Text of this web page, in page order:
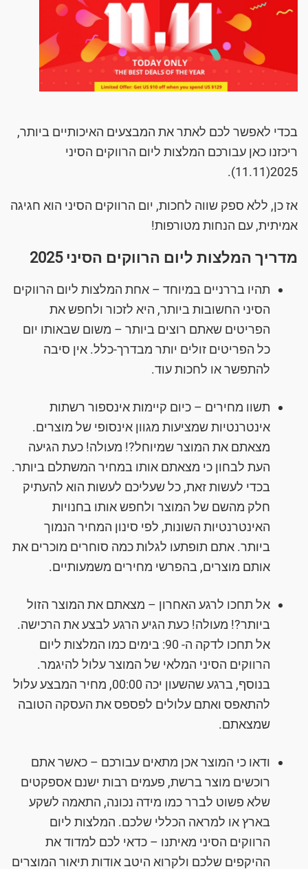
בכדי לאפשר לכם לאתר את המבצעים האיכותיים ביותר,
ריכזנו כאן עבורכם המלצות ליום הרווקים הסיני
2025(11.11).
אז כן, ללא ספק שווה לחכות, יום הרווקים הסיני הוא חגיגה
אמיתית, עם הנחות מטורפות!
מדריך המלצות ליום הרווקים הסיני 2025
תהיו בררניים במיוחד – אחת המלצות ליום הרווקים
הסיני החשובות ביותר, היא לזכור ולחפש את
הפריטים שאתם רוצים ביותר – משום שבאותו יום
כל הפריטים זולים יותר מבדרך-כלל. אין סיבה
להתפשר או לחכות עוד.
תשוו מחירים – כיום קיימות אינספור רשתות
אינטרנטיות שמציעות מגוון אינסופי של מוצרים.
מצאתם את המוצר שמיוחל?! מעולה! כעת הגיעה
העת לבחון כי מצאתם אותו במחיר המשתלם ביותר.
בכדי לעשות זאת, כל שעליכם לעשות הוא להעתיק
חלק מהשם של המוצר ולחפש אותו בחנויות
האינטרנטיות השונות, לפי סינון המחיר הנמוך
ביותר. אתם תופתעו לגלות כמה סוחרים מוכרים את
אותם מוצרים, בהפרשי מחירים משמעותיים.
אל תחכו לרגע האחרון – מצאתם את המוצר הזול
ביותר?! מעולה! כעת הגיע הרגע לבצע את הרכישה.
אל תחכו לדקה ה- 90: בימים כמו המלצות ליום
הרווקים הסיני המלאי של המוצר עלול להיגמר.
בנוסף, ברגע שהשעון יכה 00:00, מחיר המבצע עלול
להתאפס ואתם עלולים לפספס את העסקה הטובה
שמצאתם.
ודאו כי המוצר אכן מתאים עבורכם – כאשר אתם
רוכשים מוצר ברשת, פעמים רבות ישנם אספקטים
שלא פשוט לברר כמו מידה נכונה, התאמה לשקע
בארץ או למראה הכללי שלכם. המלצות ליום
הרווקים הסיני מאיתנו – כדאי לכם למדוד את
ההיקפים שלכם ולקרוא היטב אודות תיאור המוצרים